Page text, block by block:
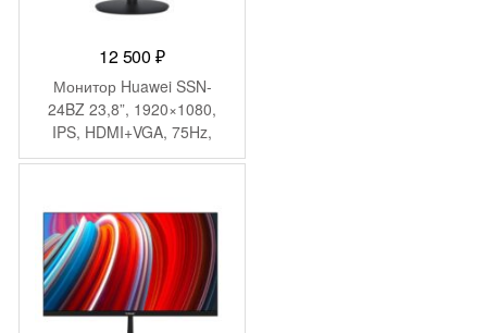
12 500₽
Монитор Huawei SSN-
24BZ 23,8”, 1920×1080,
IPS, HDMI+VGA, 75Hz,
black, 53061075